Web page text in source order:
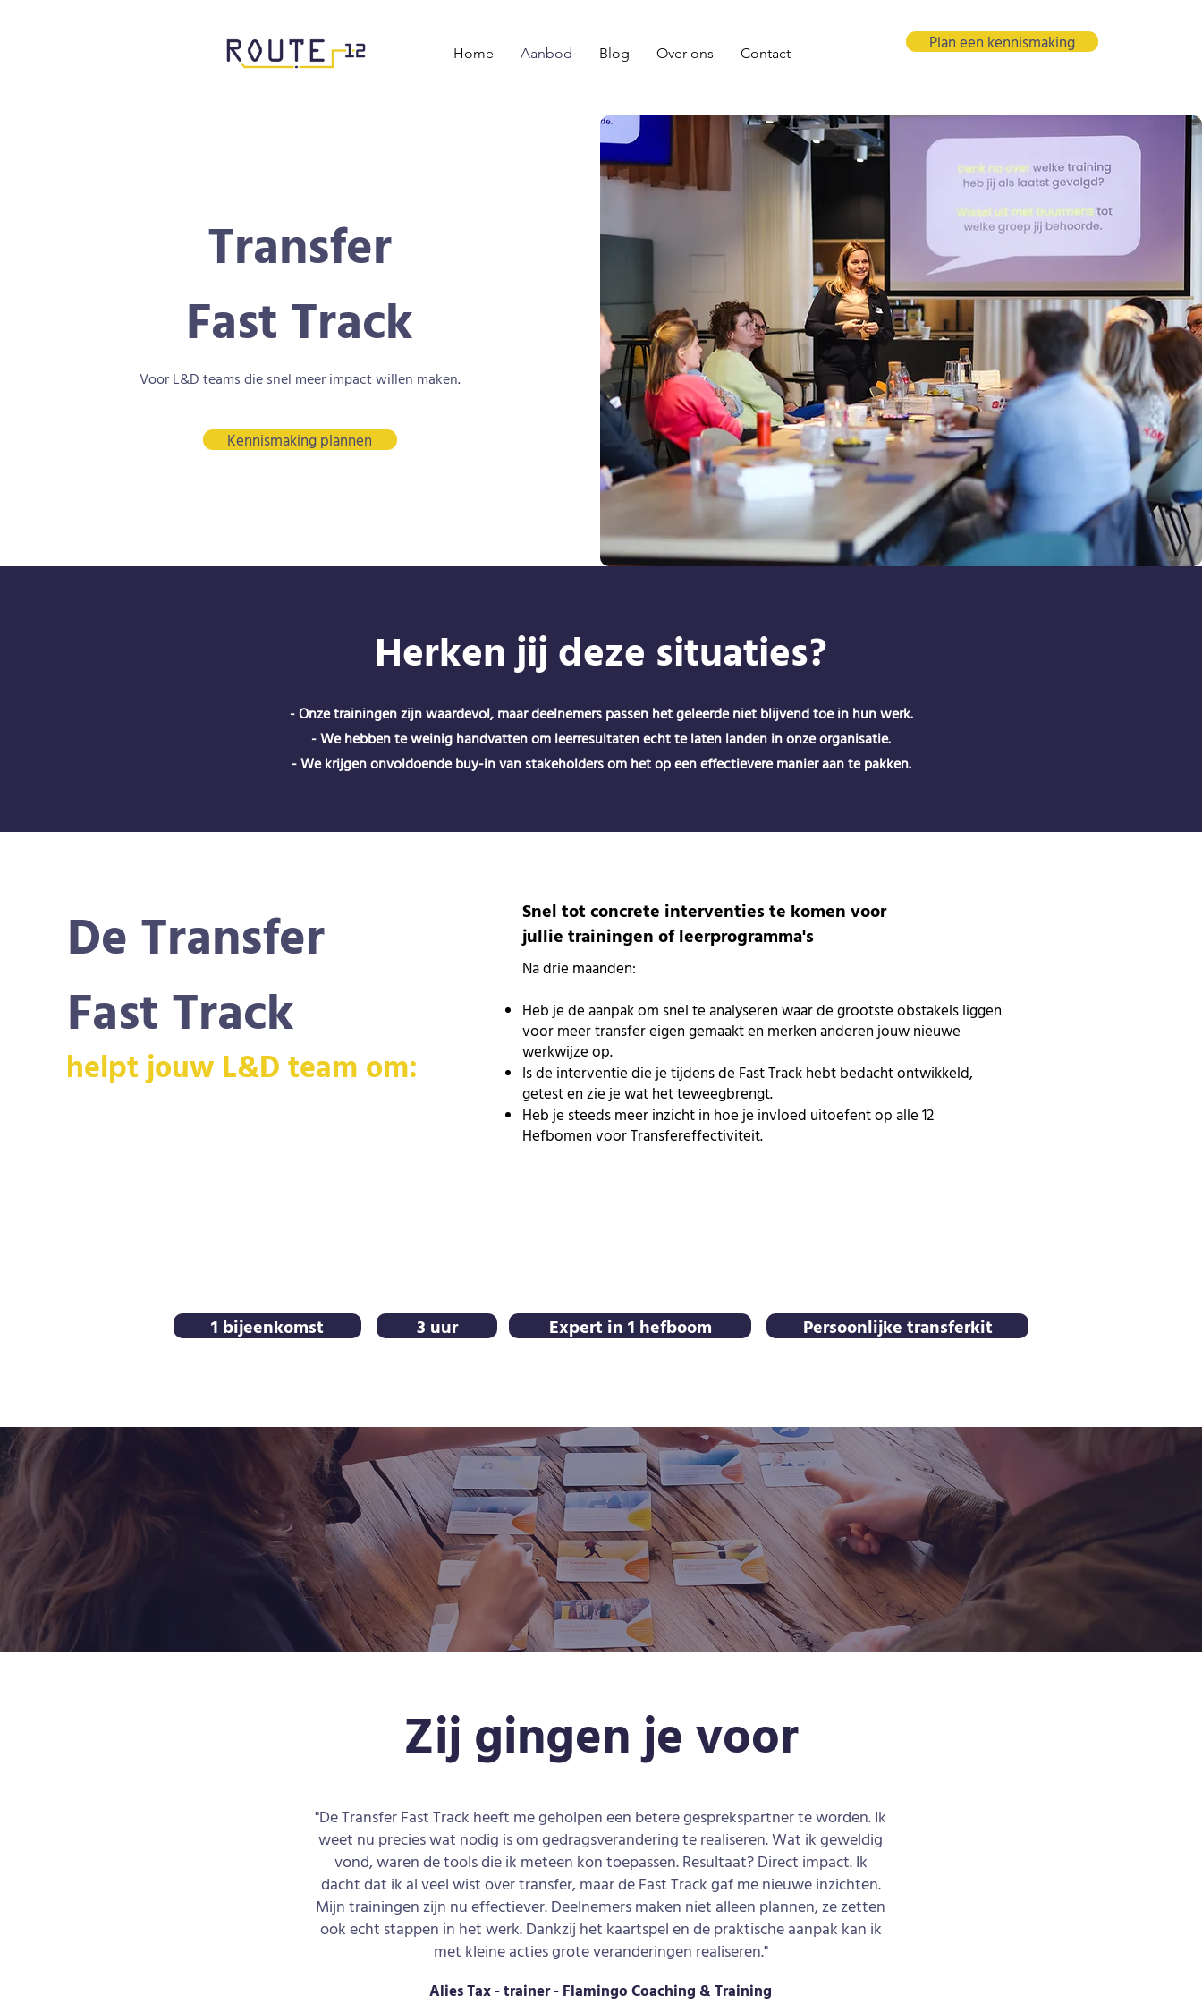
Home Aanbod Blog Over ons Contact
Plan een kennismaking
Transfer
Fast Track
Voor L&D teams die snel meer impact willen maken.
Kennismaking plannen
Herken jij deze situaties?
- Onze trainingen zijn waardevol, maar deelnemers passen het geleerde niet blijvend toe in hun werk.
- We hebben te weinig handvatten om leerresultaten echt te laten landen in onze organisatie.
- We krijgen onvoldoende buy-in van stakeholders om het op een effectievere manier aan te pakken.
De Transfer
Fast Track
helpt jouw L&D team om:
Snel tot concrete interventies te komen voor
jullie trainingen of leerprogramma's
Na drie maanden:
​Heb je de aanpak om snel te analyseren waar de grootste obstakels liggen
voor meer transfer eigen gemaakt en merken anderen jouw nieuwe
werkwijze op.
Is de interventie die je tijdens de Fast Track hebt bedacht ontwikkeld,
getest en zie je wat het teweegbrengt.
Heb je steeds meer inzicht in hoe je invloed uitoefent op alle 12
Hefbomen voor Transfereffectiviteit.
1 bijeenkomst 3 uur Expert in 1 hefboom Persoonlijke transferkit
Zij gingen je voor
"De Transfer Fast Track heeft me geholpen een betere gesprekspartner te worden. Ik
weet nu precies wat nodig is om gedragsverandering te realiseren. Wat ik geweldig
vond, waren de tools die ik meteen kon toepassen. Resultaat? Direct impact. Ik
dacht dat ik al veel wist over transfer, maar de Fast Track gaf me nieuwe inzichten.
Mijn trainingen zijn nu effectiever. Deelnemers maken niet alleen plannen, ze zetten
ook echt stappen in het werk. Dankzij het kaartspel en de praktische aanpak kan ik
met kleine acties grote veranderingen realiseren."
Alies Tax - trainer - Flamingo Coaching & Training